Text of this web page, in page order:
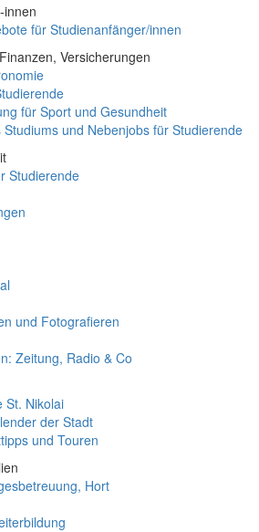
innen
für Studienanfänger/innen
Versicherungen
für Sport und Gesundheit
und Nebenjobs für Studierende
Studierende
und Fotografieren
Zeitung, Radio & Co
St. Nikolai
der Stadt
und Touren
Hort